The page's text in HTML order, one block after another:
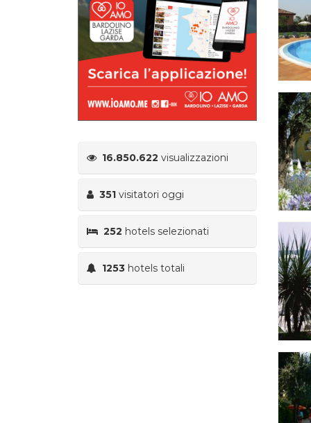
16.850.622 visualizzazioni
351 visitatori oggi
252 hotels selezionati
1253 hotels totali